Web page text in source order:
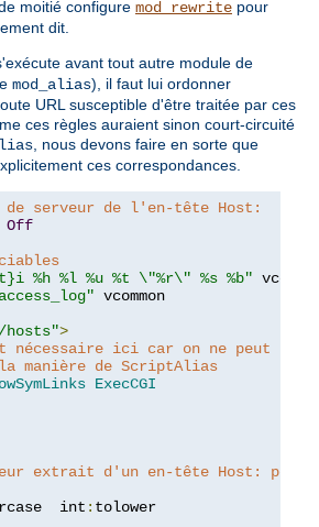
moitié configure mod_rewrite pour
dit.
avant tout autre module de
mod_alias), il faut lui ordonner
URL susceptible d'être traitée par ces
ces règles auraient sinon court-circuité
, nous devons faire en sorte que
ces correspondances.
serveur de l'en-tête Host:
Off
%h %l %u %t \"%r\" %s %b"
vcommon
hosts">
nécessaire ici car on ne peut
manière de ScriptAlias
ExecCGI
extrait d'un en-tête Host: peut
int
: tolower